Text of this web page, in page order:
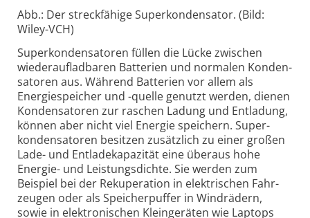
Abb.: Der streckfähige Superkondensator. (Bild:
Wiley-VCH)
Superkondensatoren füllen die Lücke zwischen
wiederaufladbaren Batterien und normalen Konden­
sa­toren aus. Während Batterien vor allem als
Energie­speicher und -quelle genutzt werden, dienen
Konden­sa­toren zur raschen Ladung und Ent­ladung,
können aber nicht viel Energie speichern. Super­
konden­satoren besitzen zusätz­lich zu einer großen
Lade- und Ent­lade­kapa­zität eine überaus hohe
Energie- und Leistungs­dichte. Sie werden zum
Beispiel bei der Rekupe­ra­tion in elek­trischen Fahr­
zeugen oder als Speicher­puffer in Wind­rädern,
sowie in elek­tro­nischen Klein­geräten wie Lap­tops